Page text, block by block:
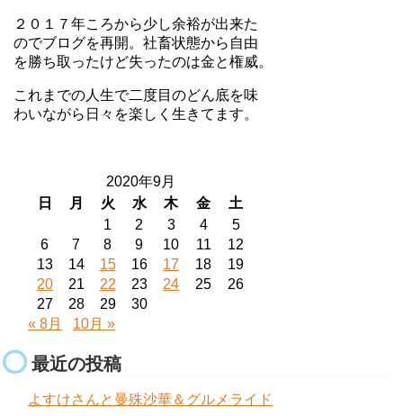
２０１７年ころから少し余裕が出来た
のでブログを再開。社畜状態から自由
を勝ち取ったけど失ったのは金と権威。
これまでの人生で二度目のどん底を味
わいながら日々を楽しく生きてます。
2020年9月
日
月 火 水 木 金
土
1
2 3 4
5
6
7 8 9 10 11
12
13
14 15 16 17 18
19
20
21 22 23 24 25
26
27
28 29
30
« 8月
10月 »
最近の投稿
よすけさんと曼殊沙華＆グルメライド